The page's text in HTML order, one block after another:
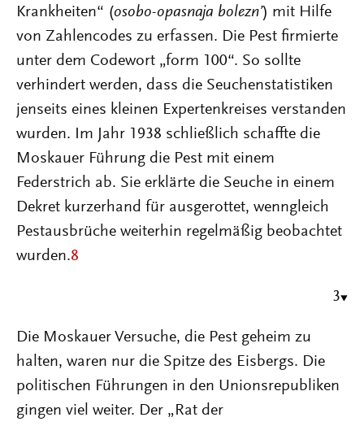
Krankheiten“ (osobo-opasnaja bolezn’) mit Hilfe
von Zahlencodes zu erfassen. Die Pest firmierte
unter dem Codewort „form 100“. So sollte
verhindert werden, dass die Seuchenstatistiken
jenseits eines kleinen Expertenkreises verstanden
wurden. Im Jahr 1938 schließlich schaffte die
Moskauer Führung die Pest mit einem
Federstrich ab. Sie erklärte die Seuche in einem
Dekret kurzerhand für ausgerottet, wenngleich
Pestausbrüche weiterhin regelmäßig beobachtet
wurden.8
3
Die Moskauer Versuche, die Pest geheim zu
halten, waren nur die Spitze des Eisbergs. Die
politischen Führungen in den Unionsrepubliken
gingen viel weiter. Der „Rat der